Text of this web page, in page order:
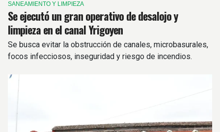
SANEAMIENTO Y LIMPIEZA
Se ejecutó un gran operativo de desalojo y
limpieza en el canal Yrigoyen
Se busca evitar la obstrucción de canales, microbasurales,
focos infecciosos, inseguridad y riesgo de incendios.